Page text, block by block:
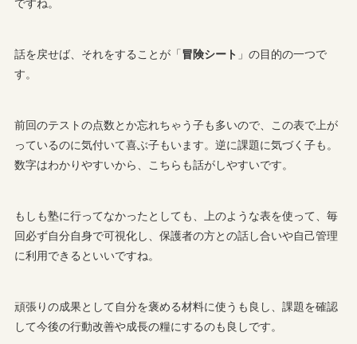
話を戻せば、それをすることが「冒険シート 」の目的の一つで
す。
前回のテストの点数とか忘れちゃう子も多いので、この表で上が
っているのに気付いて喜ぶ子もいます。逆に課題に気づく子も。
数字はわかりやすいから、こちらも話がしやすいです。
もしも塾に行ってなかったとしても、上のような表を使って、毎
回必ず自分自身で可視化し、保護者の方との話し合いや自己管理
に利用できるといいですね。
頑張りの成果として自分を褒める材料に使うも良し、課題を確認
して今後の行動改善や成長の糧にするのも良しです。